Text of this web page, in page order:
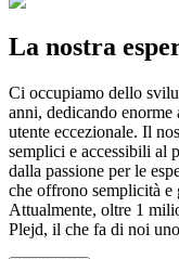
La nostra
Ci occupiamo dello
anni, dedicando enorme
utente eccezionale. Il
semplici e accessibili al
dalla passione per le
che offrono semplicità
Attualmente, oltre 1
Plejd, il che fa di noi